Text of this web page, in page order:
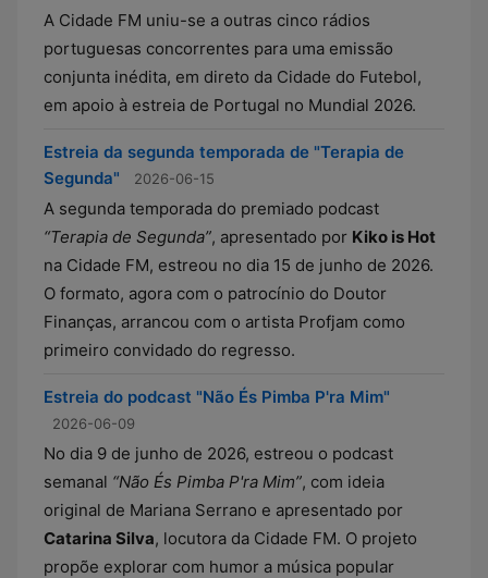
A Cidade FM uniu-se a outras cinco rádios
portuguesas concorrentes para uma emissão
conjunta inédita, em direto da Cidade do Futebol,
em apoio à estreia de Portugal no Mundial 2026.
Estreia da segunda temporada de "Terapia de
Segunda"
2026-06-15
A segunda temporada do premiado podcast
“Terapia de Segunda”, apresentado por Kiko is Hot
na Cidade FM, estreou no dia 15 de junho de 2026.
O formato, agora com o patrocínio do Doutor
Finanças, arrancou com o artista Profjam como
primeiro convidado do regresso.
Estreia do podcast "Não És Pimba P'ra Mim"
2026-06-09
No dia 9 de junho de 2026, estreou o podcast
semanal “Não És Pimba P'ra Mim”, com ideia
original de Mariana Serrano e apresentado por
Catarina Silva, locutora da Cidade FM. O projeto
propõe explorar com humor a música popular